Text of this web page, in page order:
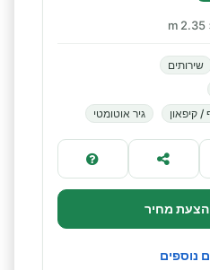
שירותים
קיפאון
גיר אוטומטי
הצעת מחיר
נוספים